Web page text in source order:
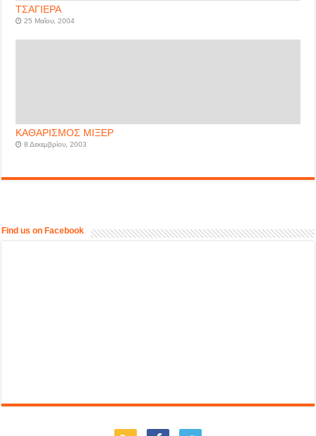
ΤΣΑΓΙΕΡΑ
25 Μαΐου, 2004
ΚΑΘΑΡΙΣΜΟΣ ΜΙΞΕΡ
8 Δεκεμβρίου, 2003
Find us on Facebook